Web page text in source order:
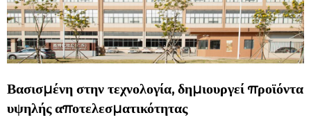
Βασισμένη στην τεχνολογία, δημιουργεί προϊόντα
υψηλής αποτελεσματικότητας